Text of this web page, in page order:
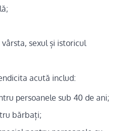
sexul și istoricul
acută includ:
persoanele sub 40 de ani;
bărbați;